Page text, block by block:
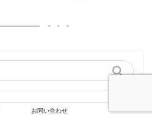
お問い合わせ